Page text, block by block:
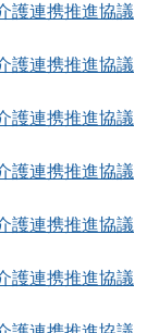
護連携推進協議
護連携推進協議
護連携推進協議
護連携推進協議
護連携推進協議
護連携推進協議